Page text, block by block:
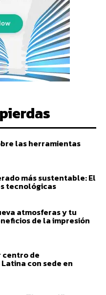
las herramientas
más sustentable: El
tecnológicas
atmosferas y tu
de la impresión
centro de
con sede en